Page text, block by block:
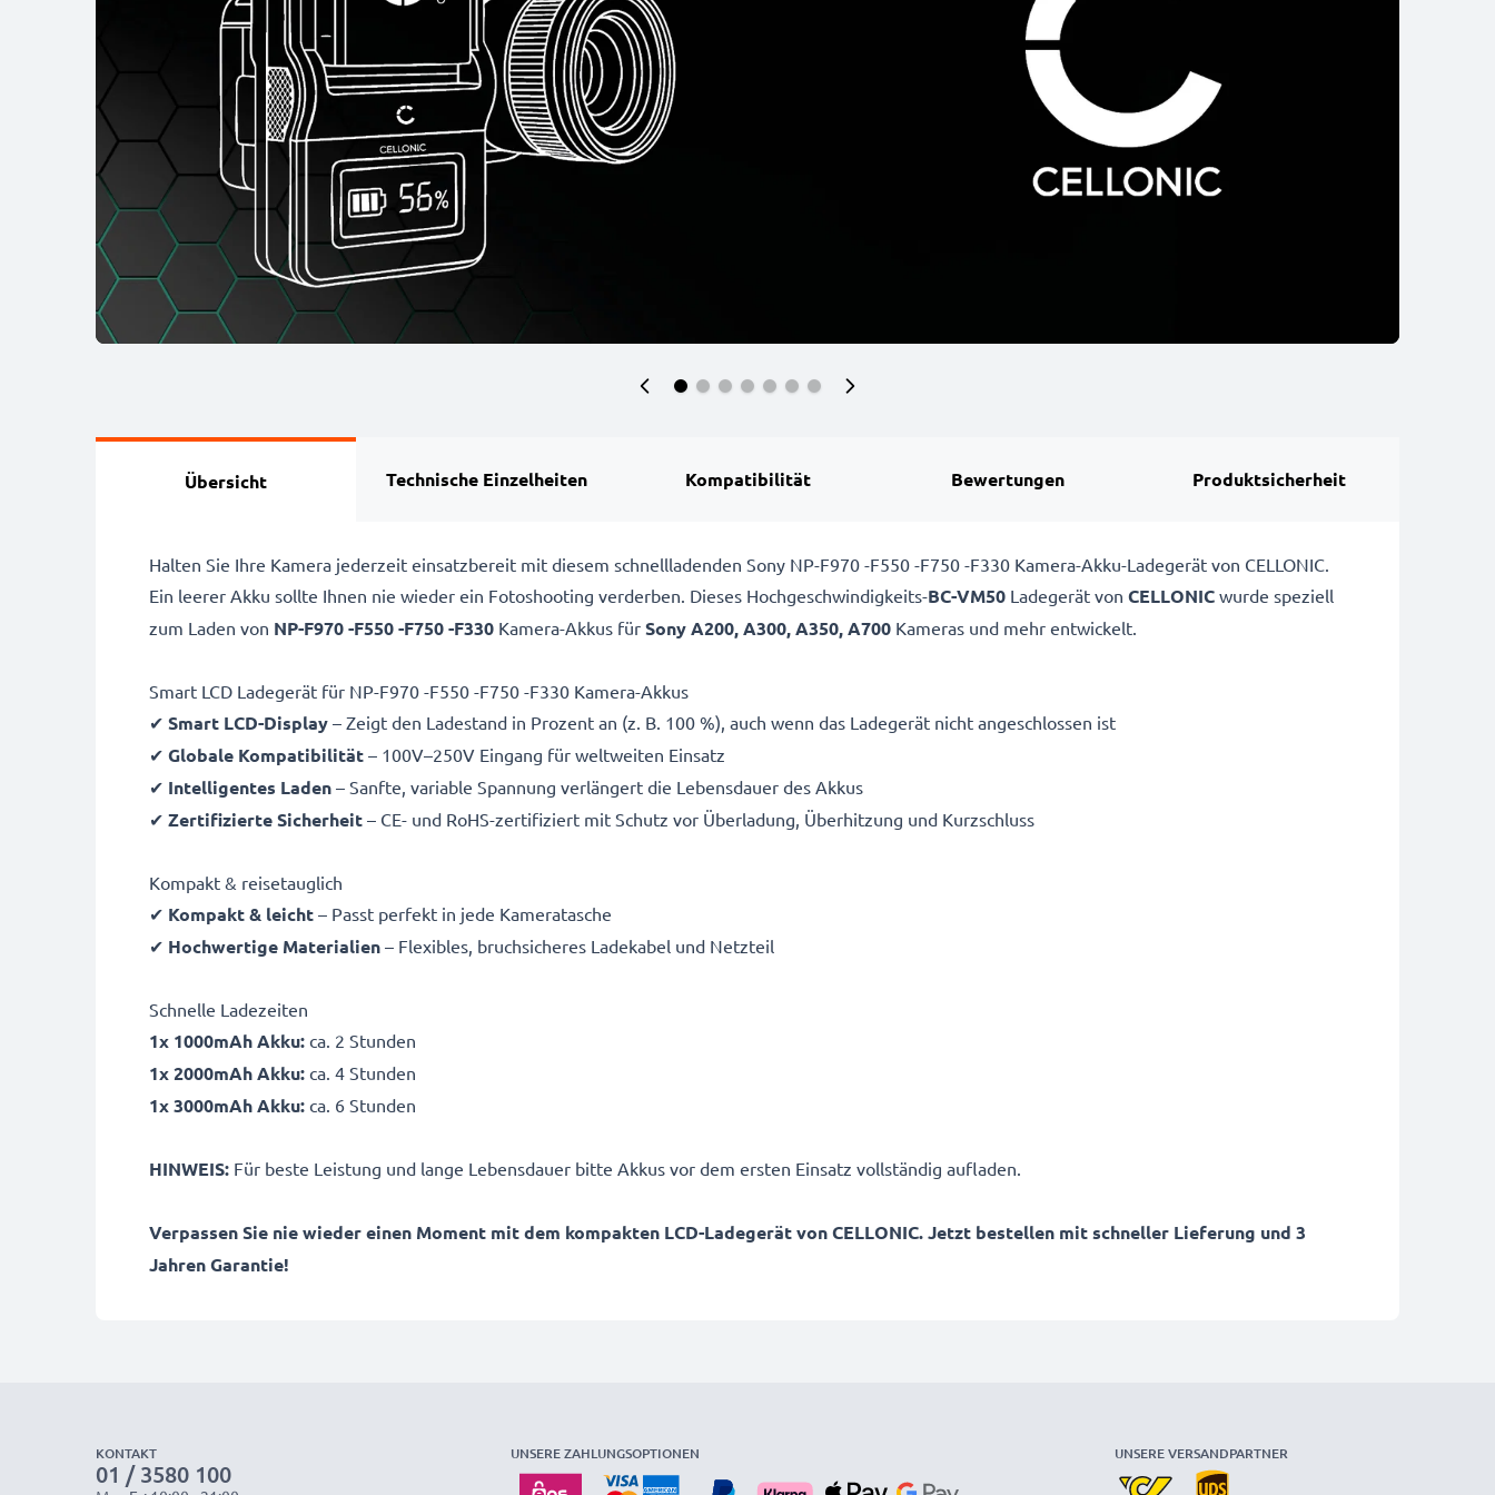
Übersicht Technische Einzelheiten Kompatibilität Bewertungen Produktsicherheit
Halten Sie Ihre Kamera jederzeit einsatzbereit mit diesem schnellladenden Sony NP-F970 -F550 -F750 -F330 Kamera-Akku-Ladegerät von CELLONIC.
Ein leerer Akku sollte Ihnen nie wieder ein Fotoshooting verderben. Dieses Hochgeschwindigkeits-BC-VM50 Ladegerät von CELLONIC wurde speziell
zum Laden von NP-F970 -F550 -F750 -F330 Kamera-Akkus für Sony A200, A300, A350, A700 Kameras und mehr entwickelt.
Smart LCD Ladegerät für NP-F970 -F550 -F750 -F330 Kamera-Akkus
✔ Smart LCD-Display – Zeigt den Ladestand in Prozent an (z. B. 100 %), auch wenn das Ladegerät nicht angeschlossen ist
✔ Globale Kompatibilität – 100V–250V Eingang für weltweiten Einsatz
✔ Intelligentes Laden – Sanfte, variable Spannung verlängert die Lebensdauer des Akkus
✔ Zertifizierte Sicherheit – CE- und RoHS-zertifiziert mit Schutz vor Überladung, Überhitzung und Kurzschluss
Kompakt & reisetauglich
✔ Kompakt & leicht – Passt perfekt in jede Kameratasche
✔ Hochwertige Materialien – Flexibles, bruchsicheres Ladekabel und Netzteil
Schnelle Ladezeiten
1x 1000mAh Akku: ca. 2 Stunden
1x 2000mAh Akku: ca. 4 Stunden
1x 3000mAh Akku: ca. 6 Stunden
HINWEIS: Für beste Leistung und lange Lebensdauer bitte Akkus vor dem ersten Einsatz vollständig aufladen.
Verpassen Sie nie wieder einen Moment mit dem kompakten LCD-Ladegerät von CELLONIC. Jetzt bestellen mit schneller Lieferung und 3
Jahren Garantie!
KONTAKT
01 / 3580 100
UNSERE ZAHLUNGSOPTIONEN UNSERE VERSANDPARTNER